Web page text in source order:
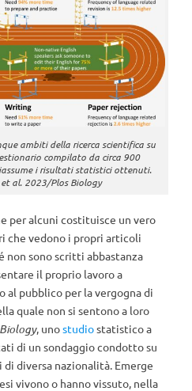
ambiti della ricerca scientifica su
compilato da circa 900
i risultati statistici ottenuti.
al. 2023/Plos Biology
per alcuni costituisce un vero
che vedono i propri articoli
sono scritti abbastanza
il proprio lavoro a
al pubblico per la vergogna di
quale non si sentono a loro
, unostudiostatistico a
di un sondaggio condotto su
diversa nazionalità. Emerge
vivono o hanno vissuto, nella